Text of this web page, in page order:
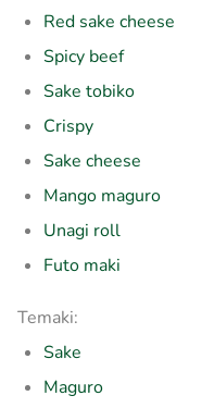
Red sake cheese
Spicy beef
Sake tobiko
Crispy
Sake cheese
Mango maguro
Unagi roll
Futo maki
Temaki:
Sake
Maguro